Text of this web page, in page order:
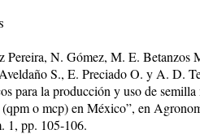
N. Gómez, M. E. Be­tanzos
S., E. Preciado O. y A. D.
para la producción y uso de semilla
o mcp) en Mé­xico”, en
1, pp. 105-106.